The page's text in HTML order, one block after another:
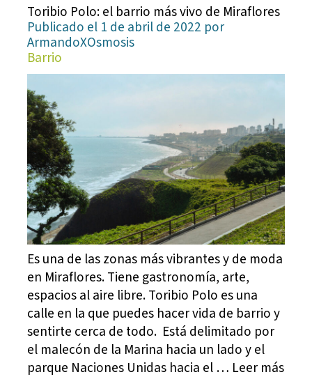
Toribio Polo: el barrio más vivo de Miraflores
Publicado el 1 de abril de 2022 por
ArmandoXOsmosis
Barrio
Es una de las zonas más vibrantes y de moda
en Miraflores. Tiene gastronomía, arte,
espacios al aire libre. Toribio Polo es una
calle en la que puedes hacer vida de barrio y
sentirte cerca de todo. Está delimitado por
el malecón de la Marina hacia un lado y el
parque Naciones Unidas hacia el … Leer más